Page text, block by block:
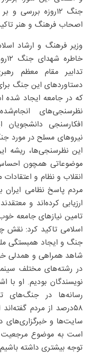
جنگ ۱۲‌روزه
اصحاب فرهنگ و هنر
وزیر فرهنگ و ارشاد
دستاوردهای این جنگ
که در جامعه ایجاد شده
نظرسنجی‌های
افکارسنجی
نیروهای مسلح در مورد
این نظرسنجی‌ها، ریشه
موضوعاتی همچون
انقلاب و نظام و
مردم پاسخ نظامی
ارزیابی کرده‌اند و
تامین نیازهای جامعه
اسلامی تاکید کرد:
جنگ و ایجاد همبستگی
شاهد همراهی و همدلی
در رشته‌های مختلف
نویسندگان بودیم. او
رسانه‌ها در جنگ‌های
سایت‌ها و خبرگزاری‌های
است به موضوع مرجعیت
توجه بیشتری داشته